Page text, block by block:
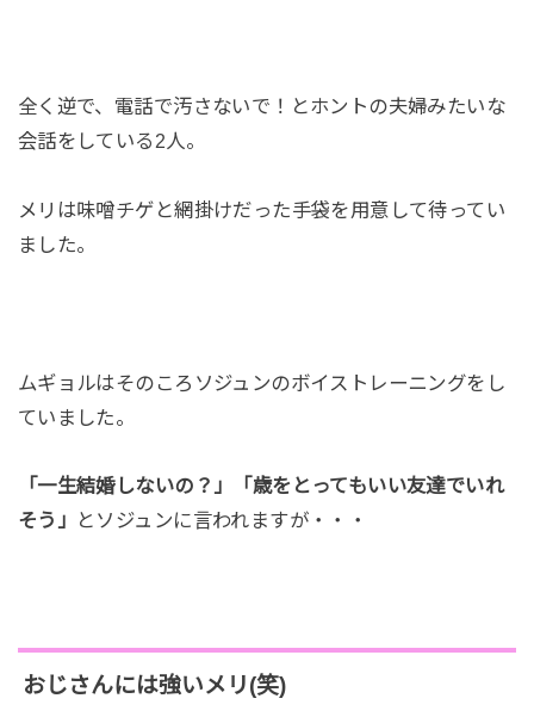
全く逆で、電話で汚さないで！とホントの夫婦みたいな
会話をしている2人。
メリは味噌チゲと網掛けだった手袋を用意して待ってい
ました。
ムギョルはそのころソジュンのボイストレーニングをし
ていました。
「一生結婚しないの？」「歳をとってもいい友達でいれ
そう」
とソジュンに言われますが・・・
おじさんには強いメリ(笑)